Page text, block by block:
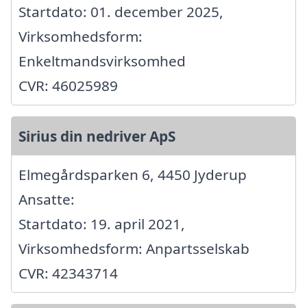
Startdato: 01. december 2025,
Virksomhedsform:
Enkeltmandsvirksomhed
CVR: 46025989
Sirius din nedriver ApS
Elmegårdsparken 6, 4450 Jyderup
Ansatte:
Startdato: 19. april 2021,
Virksomhedsform: Anpartsselskab
CVR: 42343714